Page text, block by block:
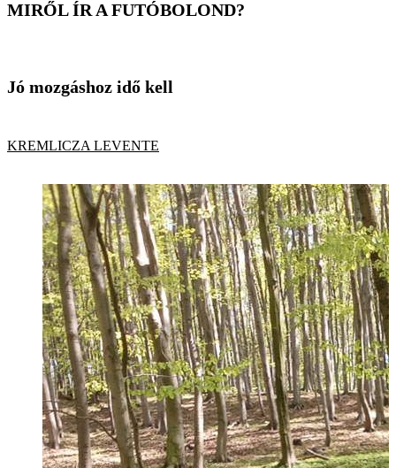
MIRŐL ÍR A FUTÓBOLOND?
Jó mozgáshoz idő kell
KREMLICZA LEVENTE